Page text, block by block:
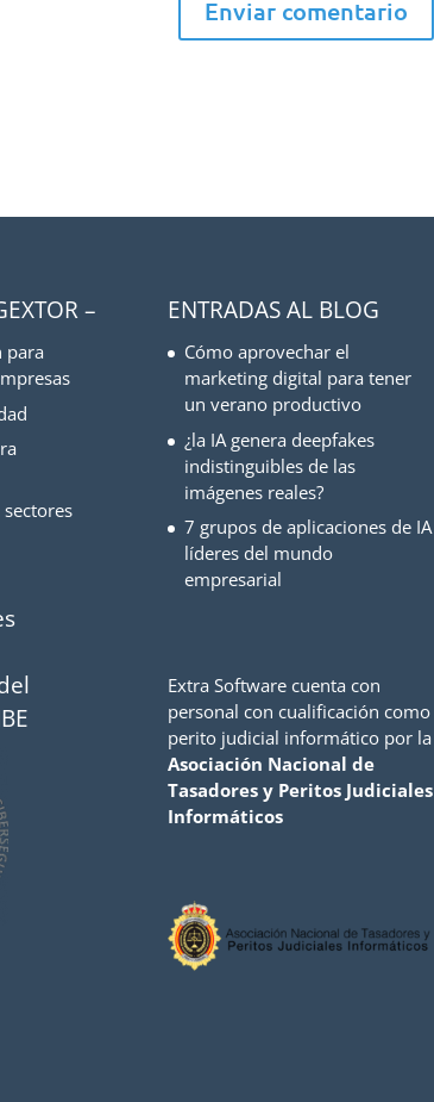
–
para
ENTRADAS AL BLOG
Cómo aprovechar el
marketing digital para tener
un verano productivo
¿la IA genera deepfakes
indistinguibles de las
imágenes reales?
7 grupos de aplicaciones de IA
líderes del mundo
empresarial
Extra Software cuenta con
personal con cualificación como
perito judicial informático por la
Asociación Nacional de
Tasadores y Peritos Judiciales
Informáticos